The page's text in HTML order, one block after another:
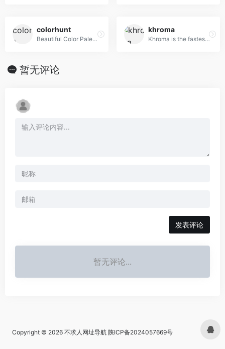
colorhunt
Beautiful Color Palettes
khroma
Khroma is the fastest way to discover, search, and save color combos you'll want to use.
暂无评论
发表评论
暂无评论...
Copyright © 2026 不求人网址导航 陕ICP备2024057669号